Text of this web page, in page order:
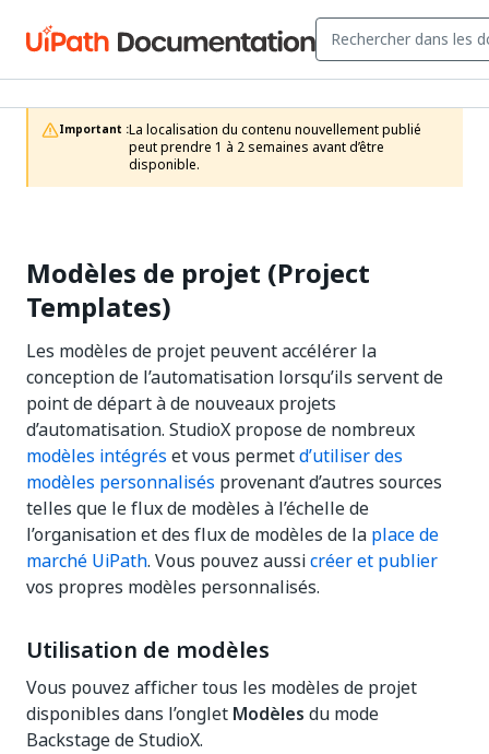
Important :La localisation du contenu nouvellement publié
peut prendre 1 à 2 semaines avant d’être
disponible.
Modèles de projet (Project
Templates)
Les modèles de projet peuvent accélérer la
conception de l’automatisation lorsqu’ils servent de
point de départ à de nouveaux projets
d’automatisation. StudioX propose de nombreux
modèles intégrés et vous permetd’utiliser des
modèles personnalisés provenant d’autres sources
telles que le flux de modèles à l’échelle de
l’organisation et des flux de modèles de la place de
marché UiPath. Vous pouvez aussicréer et publier
vos propres modèles personnalisés.
Utilisation de modèles
Vous pouvez afficher tous les modèles de projet
disponibles dans l’onglet Modèles du mode
Backstage de StudioX.